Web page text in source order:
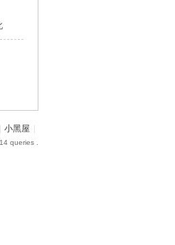
小黑屋
queries .